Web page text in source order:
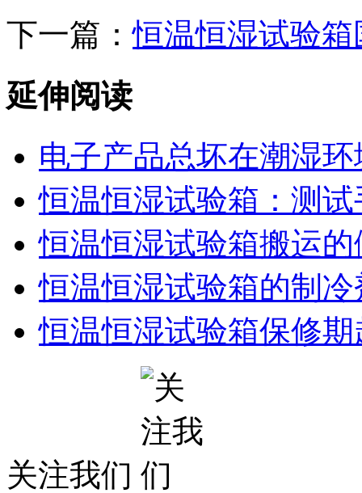
下一篇：恒温恒湿试验箱
延伸阅读
电子产品总坏在潮湿环
恒温恒湿试验箱：测试
恒温恒湿试验箱搬运的
恒温恒湿试验箱的制冷
恒温恒湿试验箱保修期
关注我们